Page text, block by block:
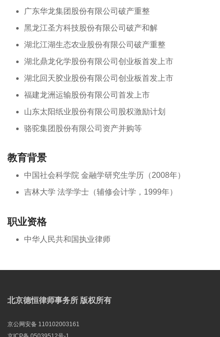
广东华龙集团股份有限公司破产重整
黑龙江圣方科技股份有限公司破产和解
湖北江湖生态农业股份有限公司破产重整
湖北鼎龙化学股份有限公司创业板首发上市
湖北回天胶业股份有限公司创业板首发上市
福建龙洲运输股份有限公司首发上市
山东太阳纸业股份有限公司股权激励计划
骆驼集团股份有限公司资产并购等
教育背景
中国社会科学院 金融学研究生学历（2008年）
吉林大学 法学学士（辅修会计学，1999年）
职业资格
中华人民共和国执业律师
北京德恒律师事务所 版权所有
京公网安备 110102003161